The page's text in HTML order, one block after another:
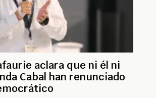
aclara que ni él ni
Cabal han renunciado